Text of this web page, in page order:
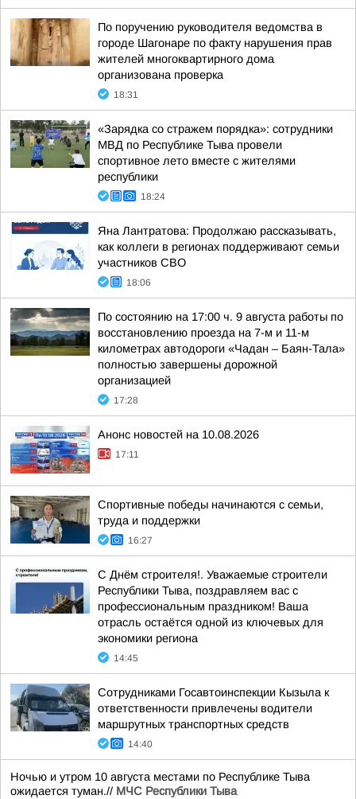
По поручению руководителя ведомства в
городе Шагонаре по факту нарушения прав
жителей многоквартирного дома
организована проверка
18:31
«Зарядка со стражем порядка»: сотрудники
МВД по Республике Тыва провели
спортивное лето вместе с жителями
республики
18:24
Яна Лантратова: Продолжаю рассказывать,
как коллеги в регионах поддерживают семьи
участников СВО
18:06
По состоянию на 17:00 ч. 9 августа работы по
восстановлению проезда на 7-м и 11-м
километрах автодороги «Чадан – Баян-Тала»
полностью завершены дорожной
организацией
17:28
Анонс новостей на 10.08.2026
17:11
Спортивные победы начинаются с семьи,
труда и поддержки
16:27
С Днём строителя!. Уважаемые строители
Республики Тыва, поздравляем вас с
профессиональным праздником! Ваша
отрасль остаётся одной из ключевых для
экономики региона
14:45
Сотрудниками Госавтоинспекции Кызыла к
ответственности привлечены водители
маршрутных транспортных средств
14:40
Ночью и утром 10 августа местами по Республике Тыва
ожидается туман.// МЧС Республики Тыва